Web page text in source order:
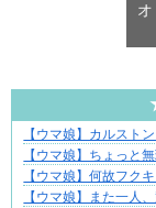
不器用な二人が辿り
【ウマ娘】カルスト
【ウマ娘】ちょっと
【ウマ娘】何故フク
【ウマ娘】また一人